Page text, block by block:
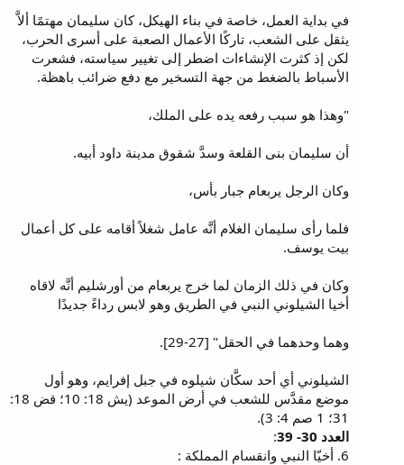
في بداية العمل، خاصة في بناء الهيكل، كان سليمان مهتمًا ألاَّ
يثقل على الشعب، تاركًا الأعمال الصعبة على أسرى الحرب،
لكن إذ كثرت الإنشاءات اضطر إلى تغيير سياسته، فشعرت
الأسباط بالضغط من جهة التسخير مع دفع ضرائب باهظة.
"وهذا هو سبب رفعه يده على الملك،
أن سليمان بنى القلعة وسدَّ شقوق مدينة داود أبيه.
وكان الرجل يربعام جبار بأس،
فلما رأى سليمان الغلام أنَّه عامل شغلاً أقامه على كل أعمال
بيت يوسف.
وكان في ذلك الزمان لما خرج يربعام من أورشليم أنَّه لاقاه
أخيا الشيلوني النبي في الطريق وهو لابس رداءً جديدًا
وهما وحدهما في الحقل" [27-29].
الشيلوني أي أحد سكَّان شيلوه في جبل إفرايم، وهو أول
موضع مقدَّس للشعب في أرض الموعد (يش 18: 10؛ قض 18:
31؛ 1 صم 4: 3).
العدد 30- 39
:
6. أخيّا النبي وانقسام المملكة :